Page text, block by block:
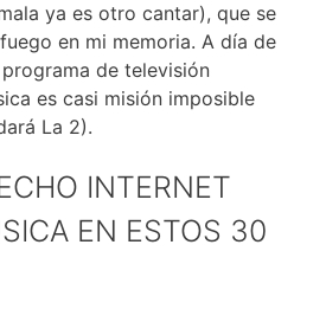
ya es otro cantar), que se
en mi memoria. A día de
de televisión
es casi misión imposible
La 2).
INTERNET
EN ESTOS 30